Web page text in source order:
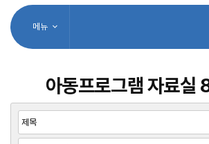
메뉴
아동프로그램 자료실